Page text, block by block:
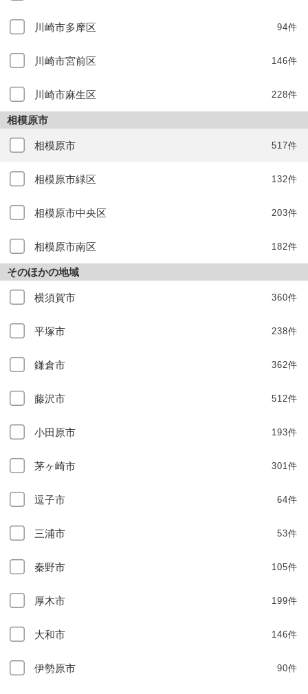
川崎市多摩区 94件
川崎市宮前区 146件
川崎市麻生区 228件
相模原市
相模原市 517件
相模原市緑区 132件
相模原市中央区 203件
相模原市南区 182件
そのほかの地域
横須賀市 360件
平塚市 238件
鎌倉市 362件
藤沢市 512件
小田原市 193件
茅ヶ崎市 301件
逗子市 64件
三浦市 53件
秦野市 105件
厚木市 199件
大和市 146件
伊勢原市 90件